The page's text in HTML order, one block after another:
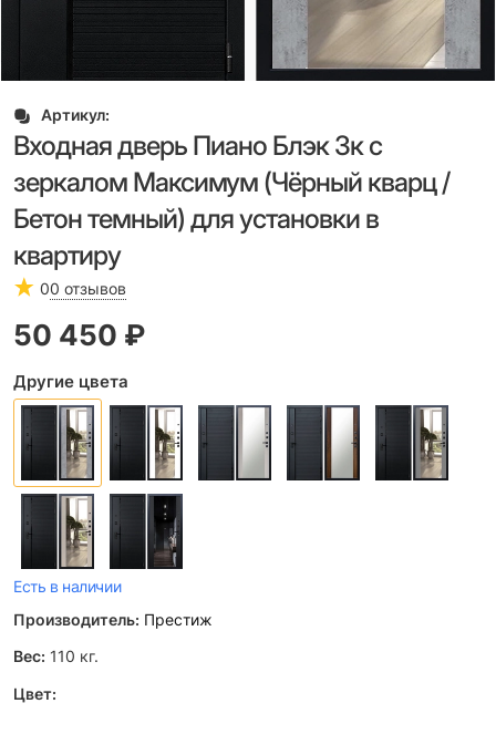
Артикул:
Входная дверь Пиано Блэк 3к с
зеркалом Максимум (Чёрный кварц /
Бетон темный) для установки в
квартиру
00 отзывов
50 450 ₽
Другие цвета
Есть в наличии
Производитель: Престиж
Вес: 110 кг.
Цвет: